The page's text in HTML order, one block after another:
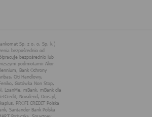
świadczonych w ramach serwisu do potrzeb
temat stosowania technologii cookies w
w Polityce Cookies.
serwisów
spółki Rankomat.pl Sp. z
Rankomat Sp. z o. o. Sp.